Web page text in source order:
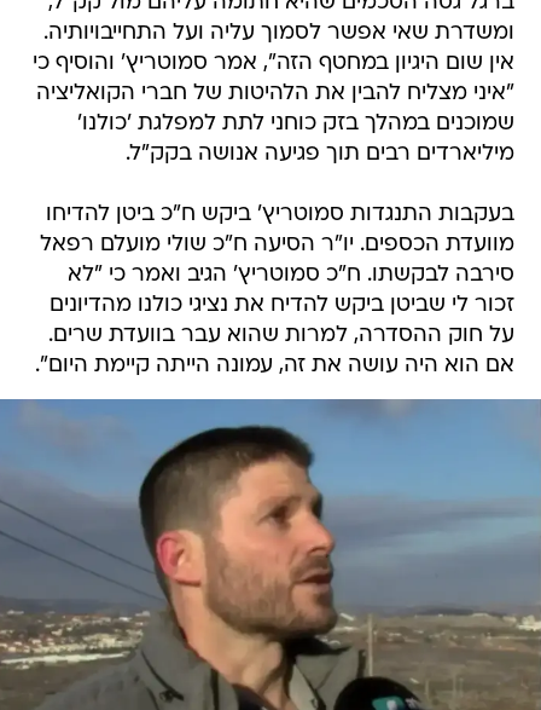
ומשדרת שאי אפשר לסמוך עליה ועל התחייבויותיה.
אין שום היגיון במחטף הזה", אמר סמוטריץ' והוסיף כי
"איני מצליח להבין את הלהיטות של חברי הקואליציה
שמוכנים במהלך בזק כוחני לתת למפלגת 'כולנו'
מיליארדים רבים תוך פגיעה אנושה בקק"ל.
בעקבות התנגדות סמוטריץ' ביקש ח"כ ביטן להדיחו
מוועדת הכספים. יו"ר הסיעה ח"כ שולי מועלם רפאל
סירבה לבקשתו. ח"כ סמוטריץ' הגיב ואמר כי "לא
זכור לי שביטן ביקש להדיח את נציגי כולנו מהדיונים
על חוק ההסדרה, למרות שהוא עבר בוועדת שרים.
אם הוא היה עושה את זה, עמונה הייתה קיימת היום".